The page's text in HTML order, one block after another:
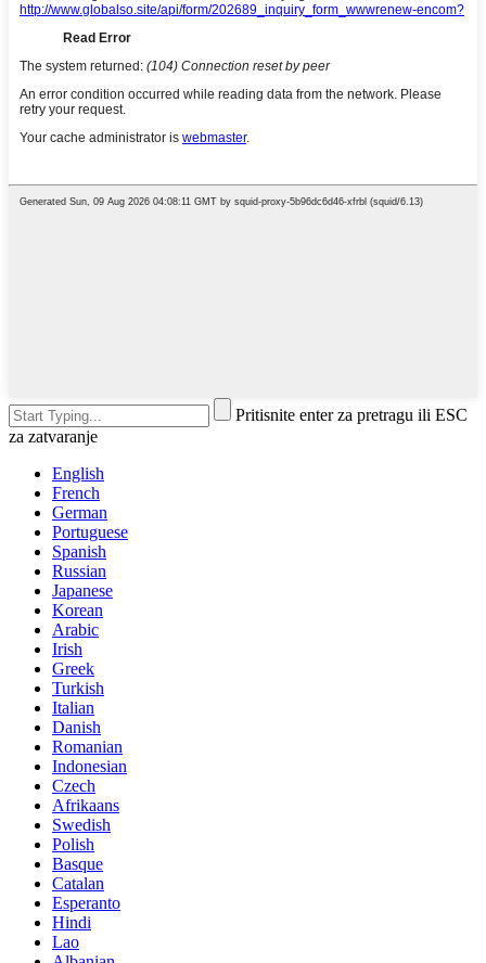
Pritisnite enter za pretragu ili ESC
za zatvaranje
English
French
German
Portuguese
Spanish
Russian
Japanese
Korean
Arabic
Irish
Greek
Turkish
Italian
Danish
Romanian
Indonesian
Czech
Afrikaans
Swedish
Polish
Basque
Catalan
Esperanto
Hindi
Lao